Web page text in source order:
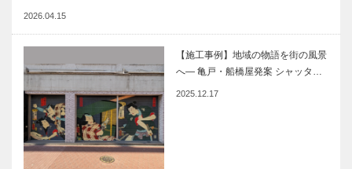
2026.04.15
【施工事例】地域の物語を街の風景
へ― 亀戸・船橋屋発案 シャッタ…
2025.12.17